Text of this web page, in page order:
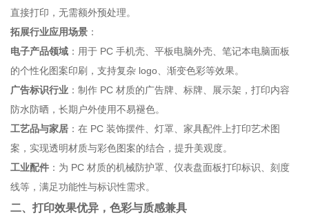
直接打印，无需额外预处理。
拓展行业应用场景 ：
电子产品领域 ：用于 PC 手机壳、平板电脑外壳、笔记本电脑面板
的个性化图案印刷，支持复杂 logo、渐变色彩等效果。
广告标识行业 ：制作 PC 材质的广告牌、标牌、展示架，打印内容
防水防晒，长期户外使用不易褪色。
工艺品与家居 ：在 PC 装饰摆件、灯罩、家具配件上打印艺术图
案，实现透明材质与彩色图案的结合，提升美观度。
工业配件 ：为 PC 材质的机械防护罩、仪表盘面板打印标识、刻度
线等，满足功能性与标识性需求。
二、打印效果优异，色彩与质感兼具